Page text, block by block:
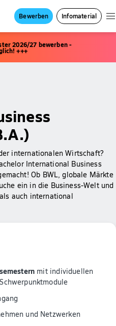
Bewerben Infomaterial
2026/27 bewerben -
+++
internationalen Wirtschaft?
International Business
Ob BWL, globale Märkte
ein in die Business-Welt und
auch international
mit individuellen
und Netzwerken